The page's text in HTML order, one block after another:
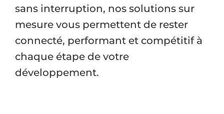
sans interruption, nos solutions sur
mesure vous permettent de rester
connecté, performant et compétitif à
chaque étape de votre
développement.